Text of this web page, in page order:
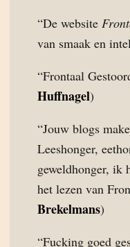
“De website
van smaak en
“Frontaal
Huffnagel)
“Jouw blogs
Leeshonger,
geweldhonger, ik
het lezen van
Brekelmans)
“Fucking goed